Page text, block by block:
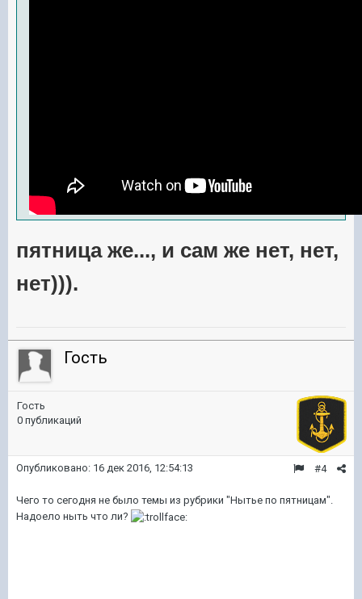
пятница же..., и сам же нет, нет,
нет))).
Гость
Гость
0 публикаций
#4
Опубликовано: 16 дек 2016, 12:54:13
Чего то сегодня не было темы из рубрики "Нытье по пятницам".
Надоело ныть что ли?